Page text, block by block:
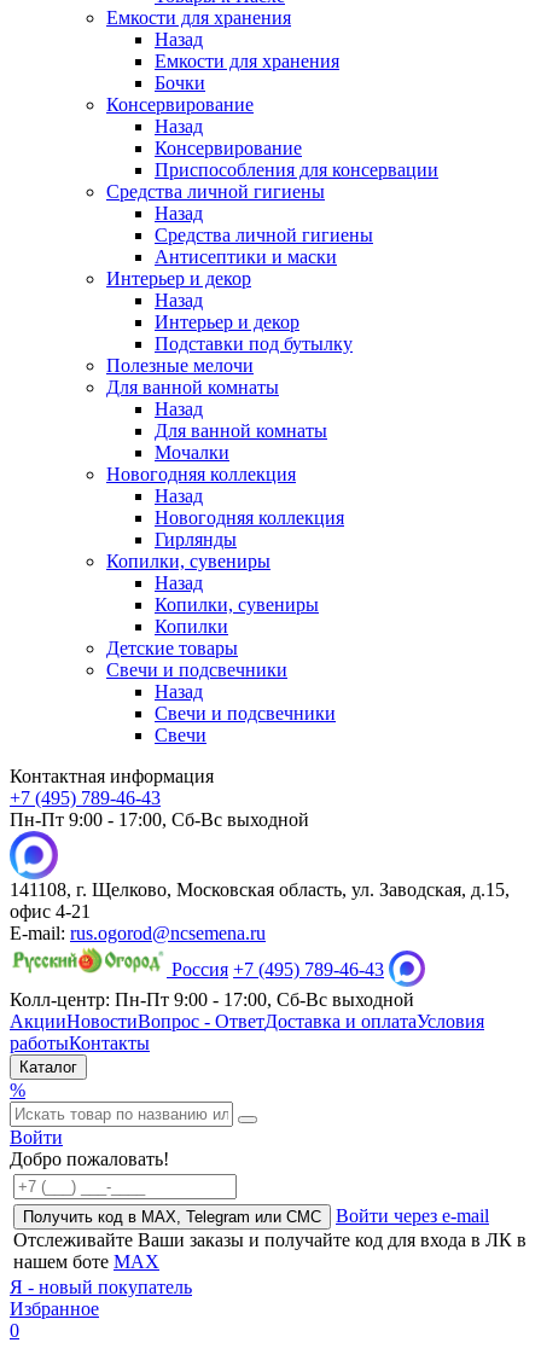
Емкости для хранения
Назад
Емкости для хранения
Бочки
Консервирование
Назад
Консервирование
Приспособления для консервации
Средства личной гигиены
Назад
Средства личной гигиены
Антисептики и маски
Интерьер и декор
Назад
Интерьер и декор
Подставки под бутылку
Полезные мелочи
Для ванной комнаты
Назад
Для ванной комнаты
Мочалки
Новогодняя коллекция
Назад
Новогодняя коллекция
Гирлянды
Копилки, сувениры
Назад
Копилки, сувениры
Копилки
Детские товары
Свечи и подсвечники
Назад
Свечи и подсвечники
Свечи
Контактная информация
+7 (495) 789-46-43
Пн-Пт 9:00 - 17:00, Сб-Вс выходной
141108, г. Щелково, Московская область, ул. Заводская, д.15,
офис 4-21
E-mail: rus.ogorod@ncsemena.ru
Россия +7 (495) 789-46-43
Колл-центр: Пн-Пт 9:00 - 17:00, Сб-Вс выходной
АкцииНовостиВопрос - ОтветДоставка и оплатаУсловия
работыКонтакты
Каталог
%
Войти
Добро пожаловать!
Получить код в MAX, Telegram или СМС
Войти через e-mail
Отслеживайте Ваши заказы и получайте код для входа в ЛК в
нашем боте MAX
Я - новый покупатель
Избранное
0